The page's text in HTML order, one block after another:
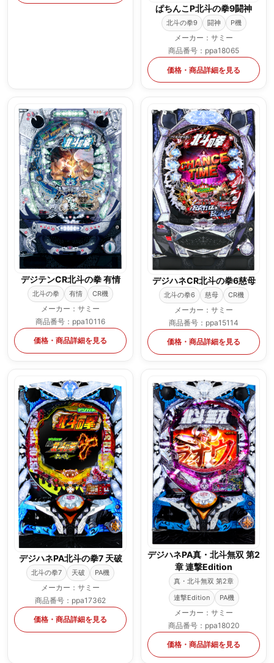
ぱちんこP北斗の拳9闘神
北斗の拳9 闘神 P機
メーカー：サミー
商品番号：ppa18065
価格・商品詳細を見る
デジテンCR北斗の拳 有情
北斗の拳 有情 CR機
メーカー：サミー
商品番号：ppa10116
価格・商品詳細を見る
デジハネCR北斗の拳6慈母
北斗の拳6 慈母 CR機
メーカー：サミー
商品番号：ppa15114
価格・商品詳細を見る
デジハネPA北斗の拳7 天破
北斗の拳7 天破 PA機
メーカー：サミー
商品番号：ppa17362
価格・商品詳細を見る
デジハネPA真・北斗無双 第2
章 連撃Edition
真・北斗無双 第2章
連撃Edition
PA機
メーカー：サミー
商品番号：ppa18020
価格・商品詳細を見る